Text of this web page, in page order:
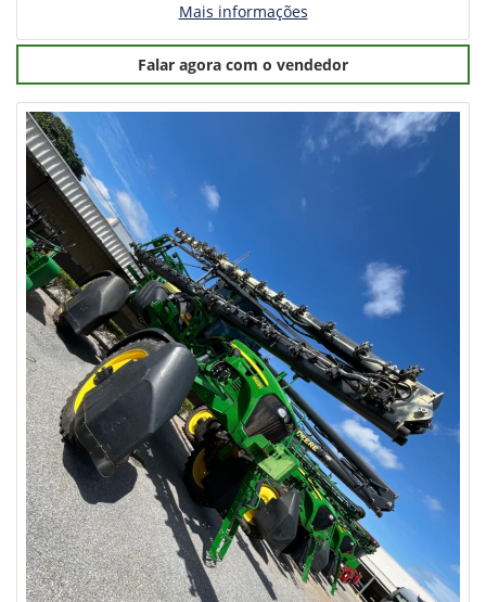
Mais informações
Falar agora com o vendedor